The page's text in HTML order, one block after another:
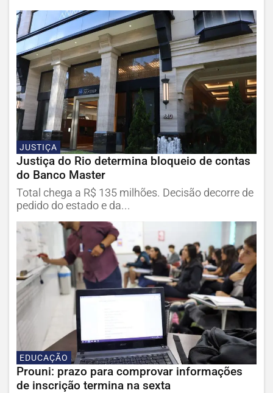
JUSTIÇA
Justiça do Rio determina bloqueio de contas
do Banco Master
Total chega a R$ 135 milhões. Decisão decorre de
pedido do estado e da...
EDUCAÇÃO
Prouni: prazo para comprovar informações
de inscrição termina na sexta